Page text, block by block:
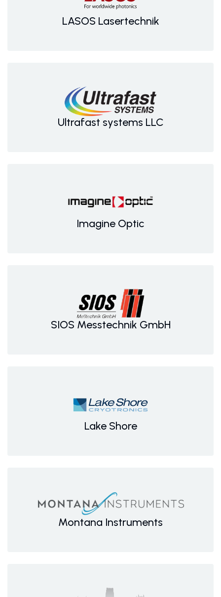
LASOS Lasertechnik
Ultrafast systems LLC
Imagine Optic
SIOS Messtechnik GmbH
Lake Shore
Montana Instruments